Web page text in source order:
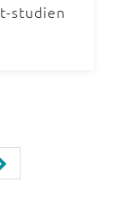
studien